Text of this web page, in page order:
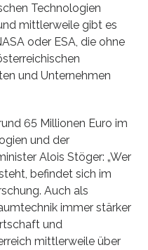
Technologien
mittlerweile gibt es
oder ESA, die ohne
und Unternehmen
65 Millionen Euro im
und der
Alois Stöger: „Wer
befindet sich im
Auch als
immer stärker
und
mittlerweile über